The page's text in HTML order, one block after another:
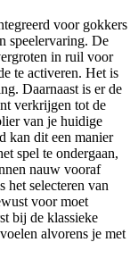
voor gokkers
speelervaring. De
in ruil voor
te activeren. Het is
Daarnaast is er de
verkrijgen tot de
van je huidige
kan dit een manier
spel te ondergaan,
nauw vooraf
het selecteren van
voor moet
bij de klassieke
alvorens je met